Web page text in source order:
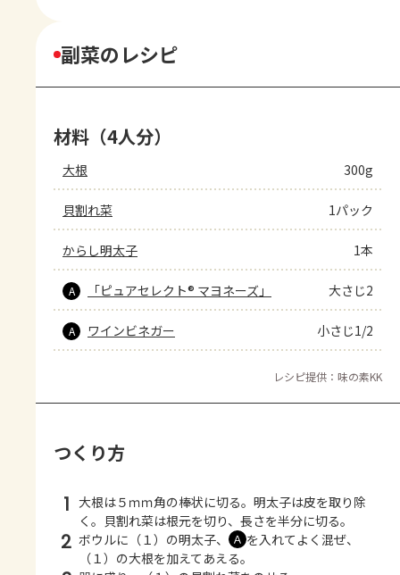
副菜のレシピ
材料（4人分）
大根 300g
貝割れ菜 1パック
からし明太子 1本
A 「ピュアセレクト® マヨネーズ」 大さじ2
A ワインビネガー 小さじ1/2
レシピ提供：味の素KK
つくり方
1 大根は５ｍｍ角の棒状に切る。明太子は皮を取り除
く。貝割れ菜は根元を切り、長さを半分に切る。
2 ボウルに（１）の明太子、 Ａ を入れてよく混ぜ、
（１）の大根を加えてあえる。